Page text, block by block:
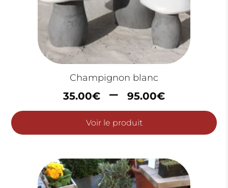
Champignon blanc
35.00€ – 95.00€Plage
de
35.00€
95.00€
Voir le produit